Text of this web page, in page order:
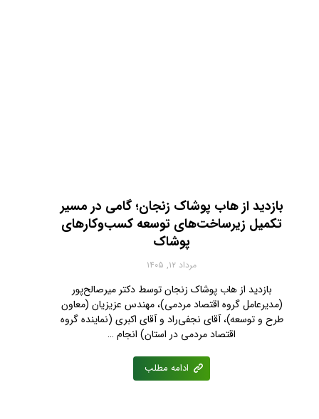
بازدید از هاب پوشاک زنجان؛ گامی در مسیر
تکمیل زیرساخت‌های توسعه کسب‌وکارهای
پوشاک
مرداد ۱۲, ۱۴۰۵
بازدید از هاب پوشاک زنجان توسط دکتر میرصالح‌پور
(مدیرعامل گروه اقتصاد مردمی)، مهندس عزیزیان (معاون
طرح و توسعه)، آقای نجفی‌راد و آقای اکبری (نماینده گروه
اقتصاد مردمی در استان) انجام …
ادامه مطلب